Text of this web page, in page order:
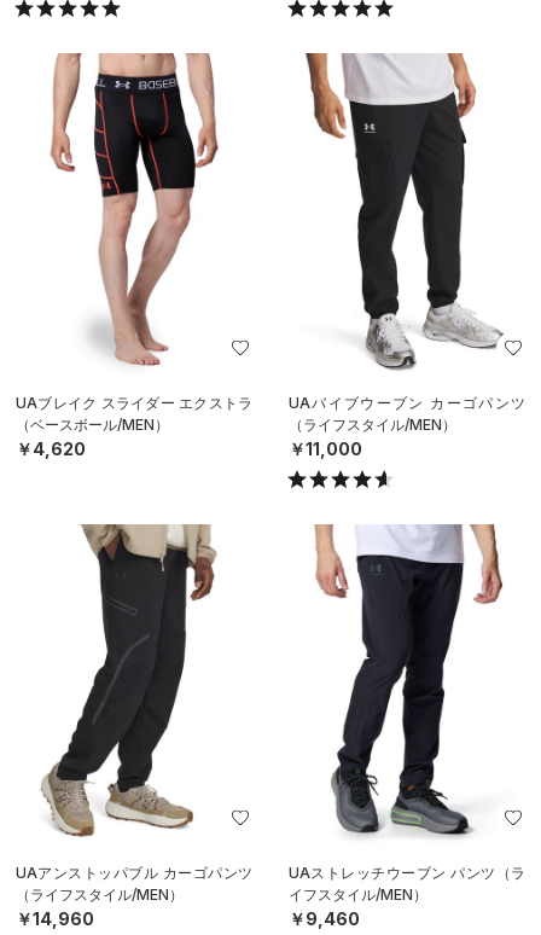
UAブレイク スライダー エクストラ
（ベースボール/MEN）
￥4,620
UAバイブウーブン カーゴパンツ
（ライフスタイル/MEN）
￥11,000
UAアンストッパブル カーゴパンツ
（ライフスタイル/MEN）
￥14,960
UAストレッチウーブン パンツ（ラ
イフスタイル/MEN）
￥9,460